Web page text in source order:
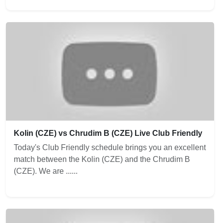
Kolin (CZE) vs Chrudim B (CZE) Live Club Friendly
Today's Club Friendly schedule brings you an excellent
match between the Kolin (CZE) and the Chrudim B
(CZE). We are ......